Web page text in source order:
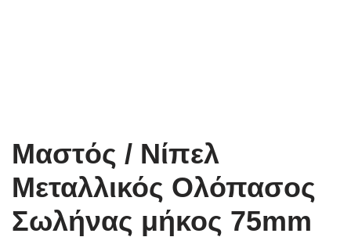
Μαστός / Νίπελ
Μεταλλικός Ολόπασος
Σωλήνας μήκος 75mm